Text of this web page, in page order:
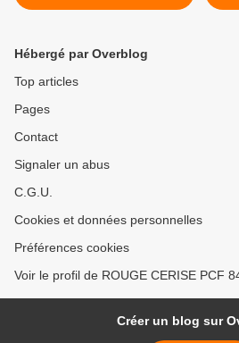
Hébergé par Overblog
Top articles
Pages
Contact
Signaler un abus
C.G.U.
Cookies et données personnelles
Préférences cookies
Voir le profil de ROUGE CERISE PCF
Créer un blog sur